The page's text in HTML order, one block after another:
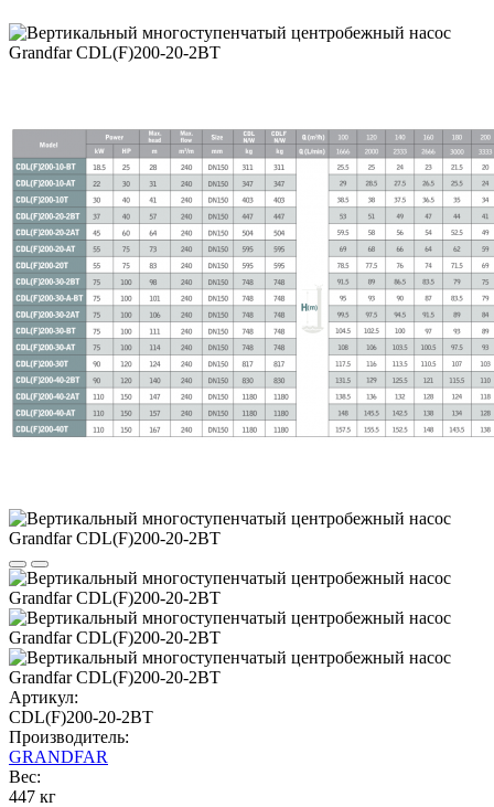
Артикул:
CDL(F)200-20-2BT
Производитель:
GRANDFAR
Вес:
447 кг